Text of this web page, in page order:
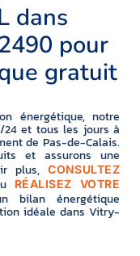
dans
pour
gratuit
énergétique, notre
et tous les jours à
de Pas-de-Calais.
et assurons une
plus,CONSULTEZ
RÉALISEZ VOTRE
bilan énergétique
idéale dans Vitry-